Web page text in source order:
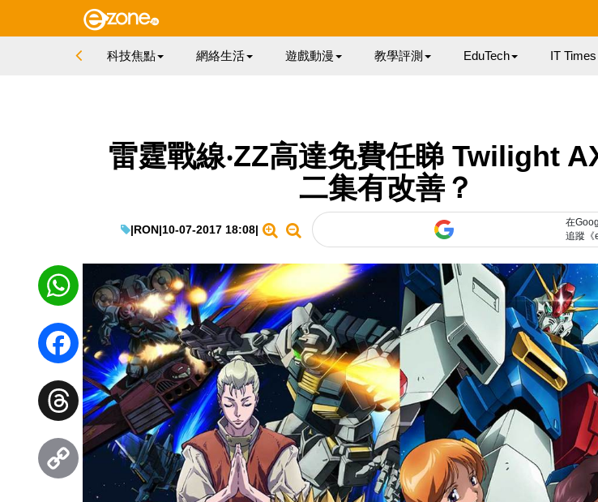
科技焦點 網絡生活 遊戲動漫 教學評測 EduTech IT Times
雷霆戰線‧ZZ高達免費任睇 Twilight
二集有改善？
|RON|10-07-2017 18:08|
在
追蹤《
WhatsApp
Facebook
Threads